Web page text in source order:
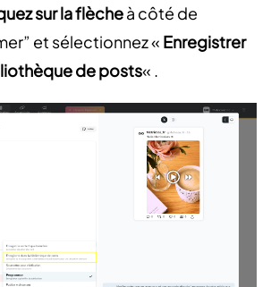
sur la flècheà côté de
et sélectionnez « Enregistrer
de posts« .